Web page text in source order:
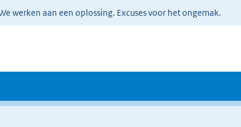
werken aan een oplossing. Excuses voor het ongemak.